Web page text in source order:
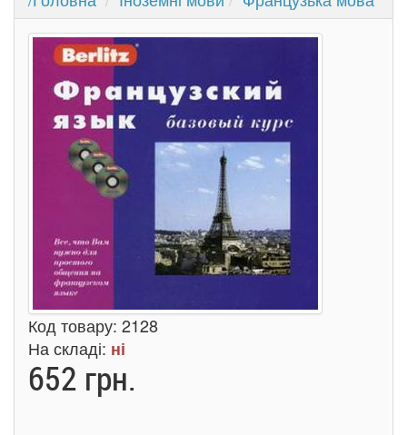
Код товару: 2128
На складі: ні
652 грн.